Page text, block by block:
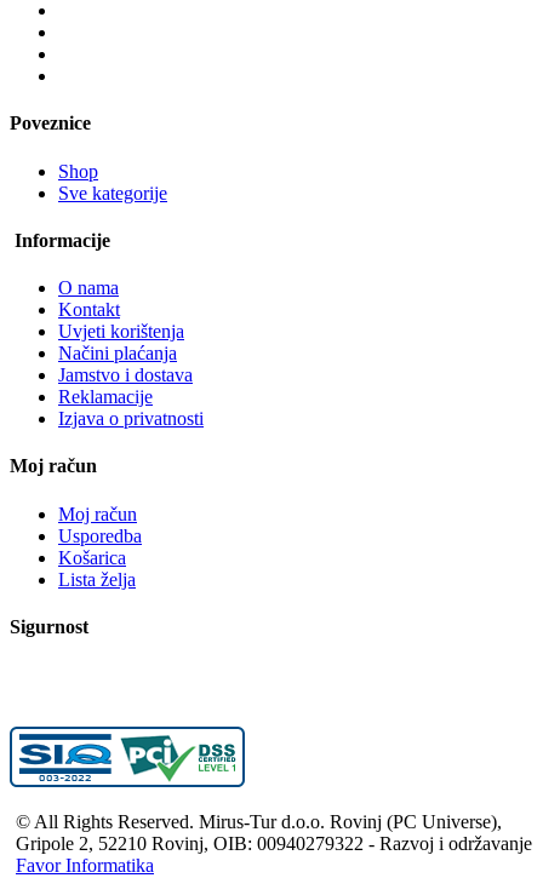
Poveznice
Shop
Sve kategorije
Informacije
O nama
Kontakt
Uvjeti korištenja
Načini plaćanja
Jamstvo i dostava
Reklamacije
Izjava o privatnosti
Moj račun
Moj račun
Usporedba
Košarica
Lista želja
Sigurnost
© All Rights Reserved. Mirus-Tur d.o.o. Rovinj (PC Universe),
Gripole 2, 52210 Rovinj, OIB: 00940279322 - Razvoj i održavanje
Favor Informatika